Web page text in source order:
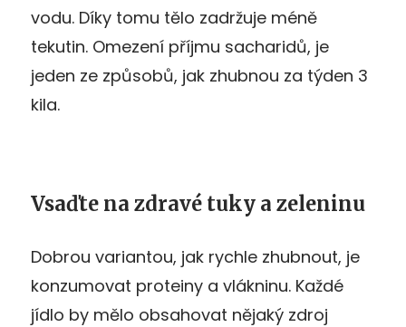
vodu. Díky tomu tělo zadržuje méně
tekutin. Omezení příjmu sacharidů, je
jeden ze způsobů, jak zhubnou za týden 3
kila.
Vsaďte na zdravé tuky a zeleninu
Dobrou variantou, jak rychle zhubnout, je
konzumovat proteiny a vlákninu. Každé
jídlo by mělo obsahovat nějaký zdroj